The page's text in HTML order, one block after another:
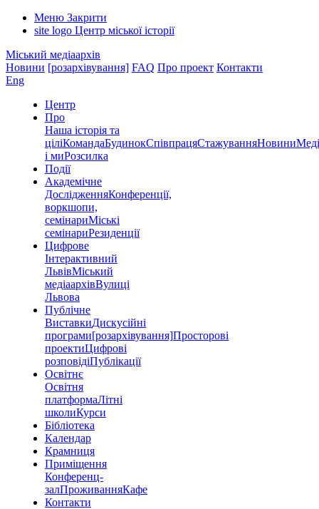
Меню Закрити
site logo Центр міської історії
Міський медіаархів
Новини [розархівування] FAQ Про проект Контакти
Eng
Центр
Про
Наша історія та
ціліКомандаБудинокСпівпрацяСтажуванняНовини
і миРозсилка
Події
Академічне
ДослідженняКонференції,
воркшопи,
семінариМіські
семінариРезиденції
Цифрове
Інтерактивний
ЛьвівМіський
медіаархівВулиці
Львова
Публічне
ВиставкиДискусійні
програми[розархівування]Просторові
проектиЦифрові
розповідіПублікації
Освітнє
Освітня
платформаЛітні
школиКурси
Бібліотека
Календар
Крамниця
Приміщення
Конференц-
залПроживанняКафе
Контакти